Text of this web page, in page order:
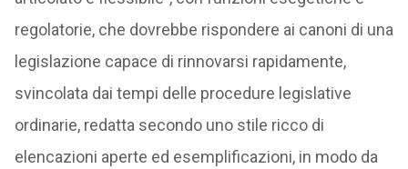
regolatorie, che dovrebbe rispondere ai canoni di una
legislazione capace di rinnovarsi rapidamente,
svincolata dai tempi delle procedure legislative
ordinarie, redatta secondo uno stile ricco di
elencazioni aperte ed esemplificazioni, in modo da